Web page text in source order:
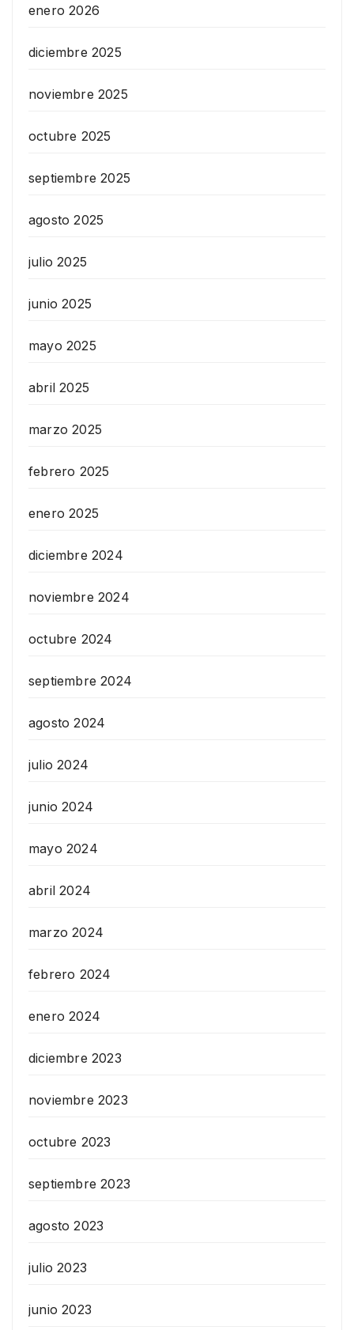
enero 2026
diciembre 2025
noviembre 2025
octubre 2025
septiembre 2025
agosto 2025
julio 2025
junio 2025
mayo 2025
abril 2025
marzo 2025
febrero 2025
enero 2025
diciembre 2024
noviembre 2024
octubre 2024
septiembre 2024
agosto 2024
julio 2024
junio 2024
mayo 2024
abril 2024
marzo 2024
febrero 2024
enero 2024
diciembre 2023
noviembre 2023
octubre 2023
septiembre 2023
agosto 2023
julio 2023
junio 2023